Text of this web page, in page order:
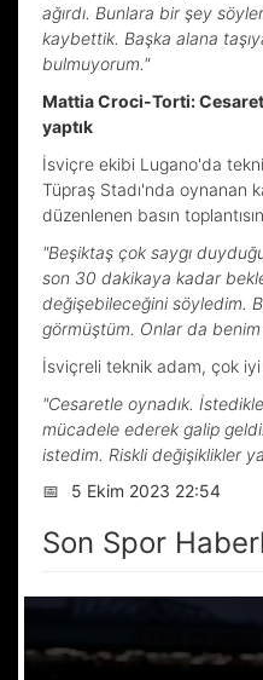
ağırdı. Bunlara bir şey
kaybettik. Başka alana
bulmuyorum."
Mattia Croci-Torti:
yaptık
İsviçre ekibi Lugano'da
Tüpraş Stadı'nda oynanan
düzenlenen basın
"Beşiktaş çok saygı
son 30 dakikaya kadar
değişebileceğini söyledim.
görmüştüm. Onlar da
İsviçreli teknik adam, çok
"Cesaretle oynadık.
mücadele ederek galip
istedim. Riskli değişiklikler
📅
5 Ekim 2023 22:54
Son Spor